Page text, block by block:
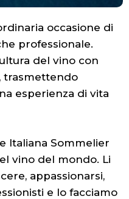
occasione di
professionale.
del vino con
trasmettendo
esperienza di vita
Italiana Sommelier
vino del mondo. Li
appassionarsi,
e lo facciamo